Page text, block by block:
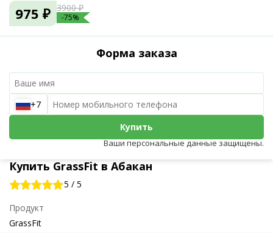
Купить GrassFit в Абакан
5 / 5
Продукт
GrassFit
975 ₽ 3900 ₽
-75%
Форма заказа
+7
Купить
Ваши персональные данные защищены.